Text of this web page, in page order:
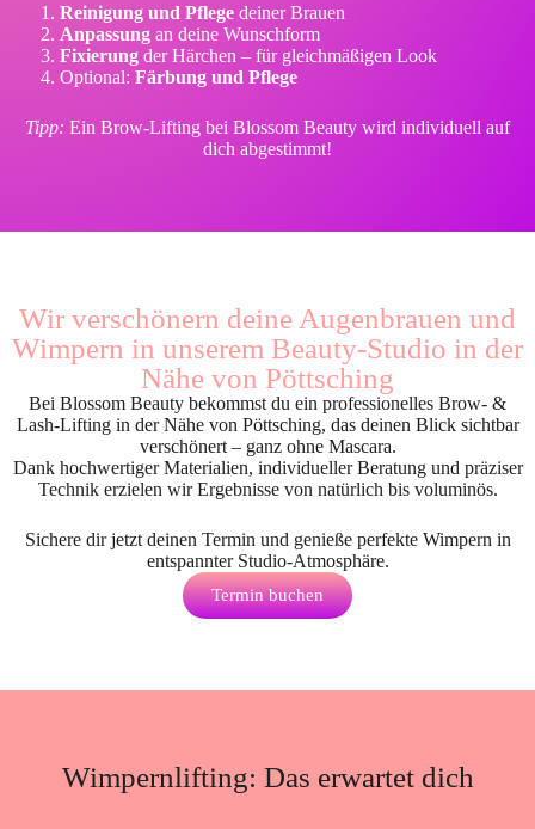
Reinigung und Pflege deiner Brauen
Anpassung an deine Wunschform
Fixierung der Härchen – für gleichmäßigen Look
Optional: Färbung und Pflege
Tipp: Ein Brow-Lifting bei Blossom Beauty wird individuell auf
dich abgestimmt!
Wir verschönern deine Augenbrauen und
Wimpern in unserem Beauty-Studio in der
Nähe von Pöttsching
Bei Blossom Beauty bekommst du ein professionelles Brow- &
Lash-Lifting in der Nähe von Pöttsching, das deinen Blick sichtbar
verschönert – ganz ohne Mascara.
Dank hochwertiger Materialien, individueller Beratung und präziser
Technik erzielen wir Ergebnisse von natürlich bis voluminös.
Sichere dir jetzt deinen Termin und genieße perfekte Wimpern in
entspannter Studio-Atmosphäre.
Termin buchen
Wimpernlifting: Das erwartet dich